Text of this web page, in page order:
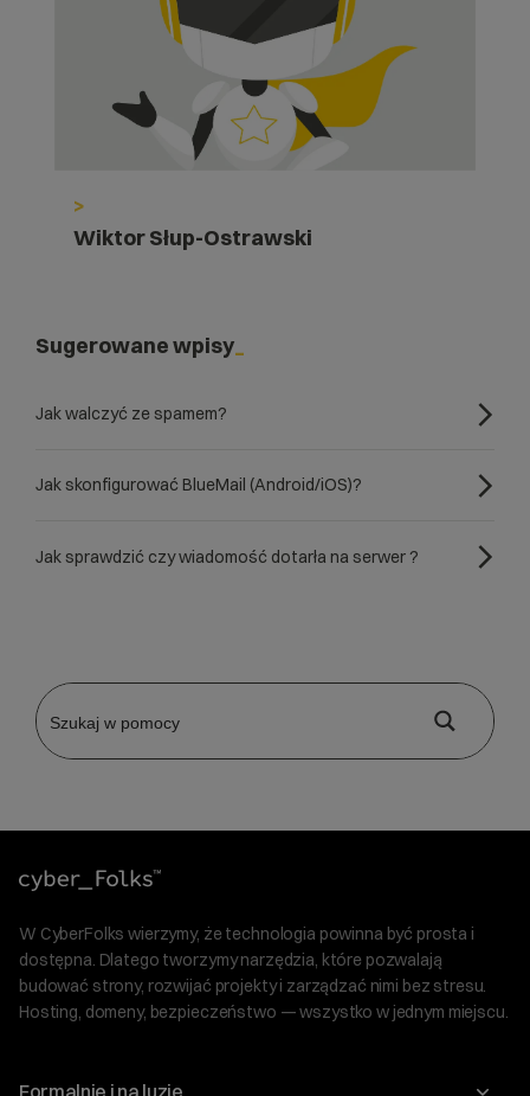
>
Wiktor Słup-Ostrawski
Sugerowane wpisy
Jak walczyć ze spamem?
Jak skonfigurować BlueMail (Android/iOS)?
Jak sprawdzić czy wiadomość dotarła na serwer ?
W CyberFolks wierzymy, że technologia powinna być prosta i
dostępna. Dlatego tworzymy narzędzia, które pozwalają
budować strony, rozwijać projekty i zarządzać nimi bez stresu.
Hosting, domeny, bezpieczeństwo — wszystko w jednym miejscu.